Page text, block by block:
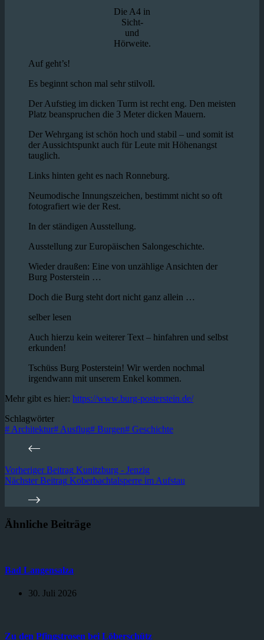
Die A4 in
Sicht-
und
Hörweite.
Auf geht’s!
Es beginnt schon mal sehr stilvoll.
Der Aufstieg im dicken Turm ist recht eng. Den meisten
Platz beanspruchen die 3 Meter dicken Mauern.
Der Wehrgang ist schön hoch und stabil – und somit ist
der Aussichtspunkt auch für Leute mit Höhenangst
tauglich.
Links hinten geht es nach Ronneburg.
Neumodische Innungszeichen, bestimmt nicht so oft
fotografiert wie der Rest.
In der ständigen Ausstellung.
Ausstellung zur Europäischen Salongeschichte.
Wieder draußen: Eine von unzählige Ansichten der
Burg Posterstein …
Doch die Burg steht dort nicht ganz allein …
selber lesen
Auch hierzu kein weiterer Text – hinfahren und selbst
erkunden!
Tschüss Burg Posterstein! Wir werden nochmal
irgendwann mit unserem Enkel kommen.
Mehr gibt es hier: https://www.burg-posterstein.de/
Schlagwörter
# Architektur# Ausflug# Burgen# Geschichte
VorherigerBeitrag Kunitzburg - Jenzig
NächsterBeitrag Koberbachtalsperre im Aufstau
Ähnliche Beiträge
Bad Langensalza
30. Juli 2026
Zu den Pfingstrosen bei Löberschütz